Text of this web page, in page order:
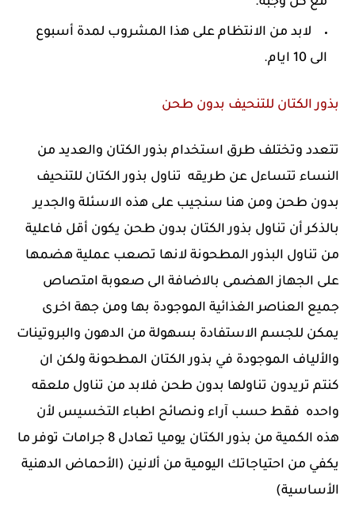
لابد من الانتظام على هذا المشروب لمدة أسبوع
الى 10 ايام.
بذور الكتان للتنحيف بدون طحن
تتعدد وتختلف طرق استخدام بذور الكتان والعديد من
النساء تتساءل عن طريقه تناول بذور الكتان للتنحيف
بدون طحن ومن هنا سنجيب على هذه الاسئلة والجدير
بالذكر أن تناول بذور الكتان بدون طحن يكون أقل فاعلية
من تناول البذور المطحونة لانها تصعب عملية هضمها
على الجهاز الهضمى بالاضافة الى صعوبة امتصاص
جميع العناصر الغذائية الموجودة بها ومن جهة اخرى
يمكن للجسم الاستفادة بسهولة من الدهون والبروتينات
والألياف الموجودة في بذور الكتان المطحونة ولكن ان
كنتم تريدون تناولها بدون طحن فلابد من تناول ملعقه
واحده فقط حسب آراء ونصائح اطباء التخسيس لأن
هذه الكمية من بذور الكتان يوميا تعادل 8 جرامات توفر ما
يكفي من احتياجاتك اليومية من ألانين (الأحماض الدهنية
الأساسية)